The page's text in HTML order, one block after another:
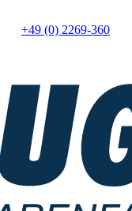
+49 (0) 2269-360